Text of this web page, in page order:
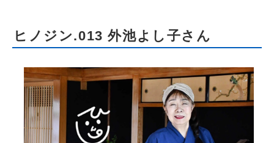
ヒノジン.013 外池よし子さん